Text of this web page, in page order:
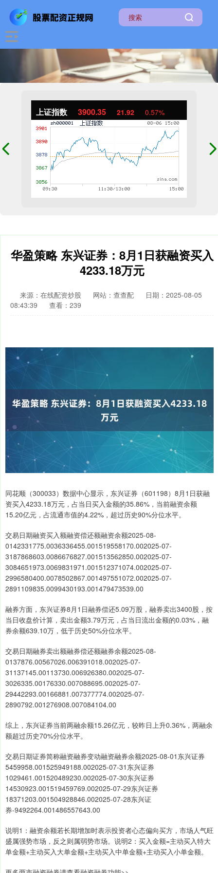
上证指数 3900.35 21.92 0.57%
华盈策略 东兴证券：8月1日获融资买入
4233.18万元
来源：在线配资炒股 网站：查查配
日期：2025-08-05
08:43:39
查看：239
同花顺（300033）数据中心显示，东兴证券（601198）8月1日获融
资买入4233.18万元，占当日买入金额的35.86%，当前融资余额
15.20亿元，占流通市值的4.22%，超过历史90%分位水平。
交易日期融资买入额融资偿还额融资余额2025-08-
0142331775.0036336455.001519558170.002025-07-
3187868603.0086676827.001513562850.002025-07-
3084651973.0069831971.001512371074.002025-07-
2996580400.0078502867.001497551072.002025-07-
2891109835.0099430193.001479473539.00
融券方面，东兴证券8月1日融券偿还5.09万股，融券卖出3400股，按
当日收盘价计算，卖出金额3.79万元，占当日流出金额的0.03%，融
券余额639.10万，低于历史50%分位水平。
交易日期融券卖出额融券偿还额融券余额2025-08-
0137876.00567026.006391018.002025-07-
31137145.00113730.006926380.002025-07-
3026335.00176330.007088695.002025-07-
29442293.00166881.007377774.002025-07-
2890792.001276908.007084104.00
综上，东兴证券当前两融余额15.26亿元，较昨日上升0.36%，两融余
额超过历史70%分位水平。
交易日期证券简称融资融券变动融资融券余额2025-08-01东兴证券
5459958.001525949188.002025-07-31东兴证券
1029461.001520489230.002025-07-30东兴证券
14530923.001519459769.002025-07-29东兴证券
18371203.001504928846.002025-07-28东兴证
券-9492264.001486557643.00
说明1：融资余额若长期增加时表示投资者心态偏向买方，市场人气旺
盛属强势市场，反之则属弱势市场。说明2：买入金额=主动买入特大
单金额+主动买入大单金额+主动买入中单金额+主动买入小单金额。